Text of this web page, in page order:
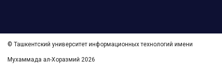
© Ташкентский университет информационных технологий имени
Мухаммада ал-Хоразмий 2026